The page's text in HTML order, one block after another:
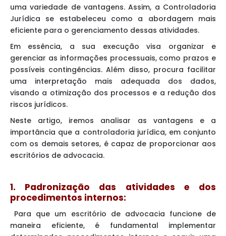
uma variedade de vantagens. Assim, a Controladoria
Jurídica se estabeleceu como a abordagem mais
eficiente para o gerenciamento dessas atividades.
Em essência, a sua execução visa organizar e
gerenciar as informações processuais, como prazos e
possíveis contingências. Além disso, procura facilitar
uma interpretação mais adequada dos dados,
visando a otimização dos processos e a redução dos
riscos jurídicos.
Neste artigo, iremos analisar as vantagens e a
importância que a controladoria jurídica, em conjunto
com os demais setores, é capaz de proporcionar aos
escritórios de advocacia.
1. Padronização das atividades e dos
procedimentos internos:
Para que um escritório de advocacia funcione de
maneira eficiente, é fundamental implementar